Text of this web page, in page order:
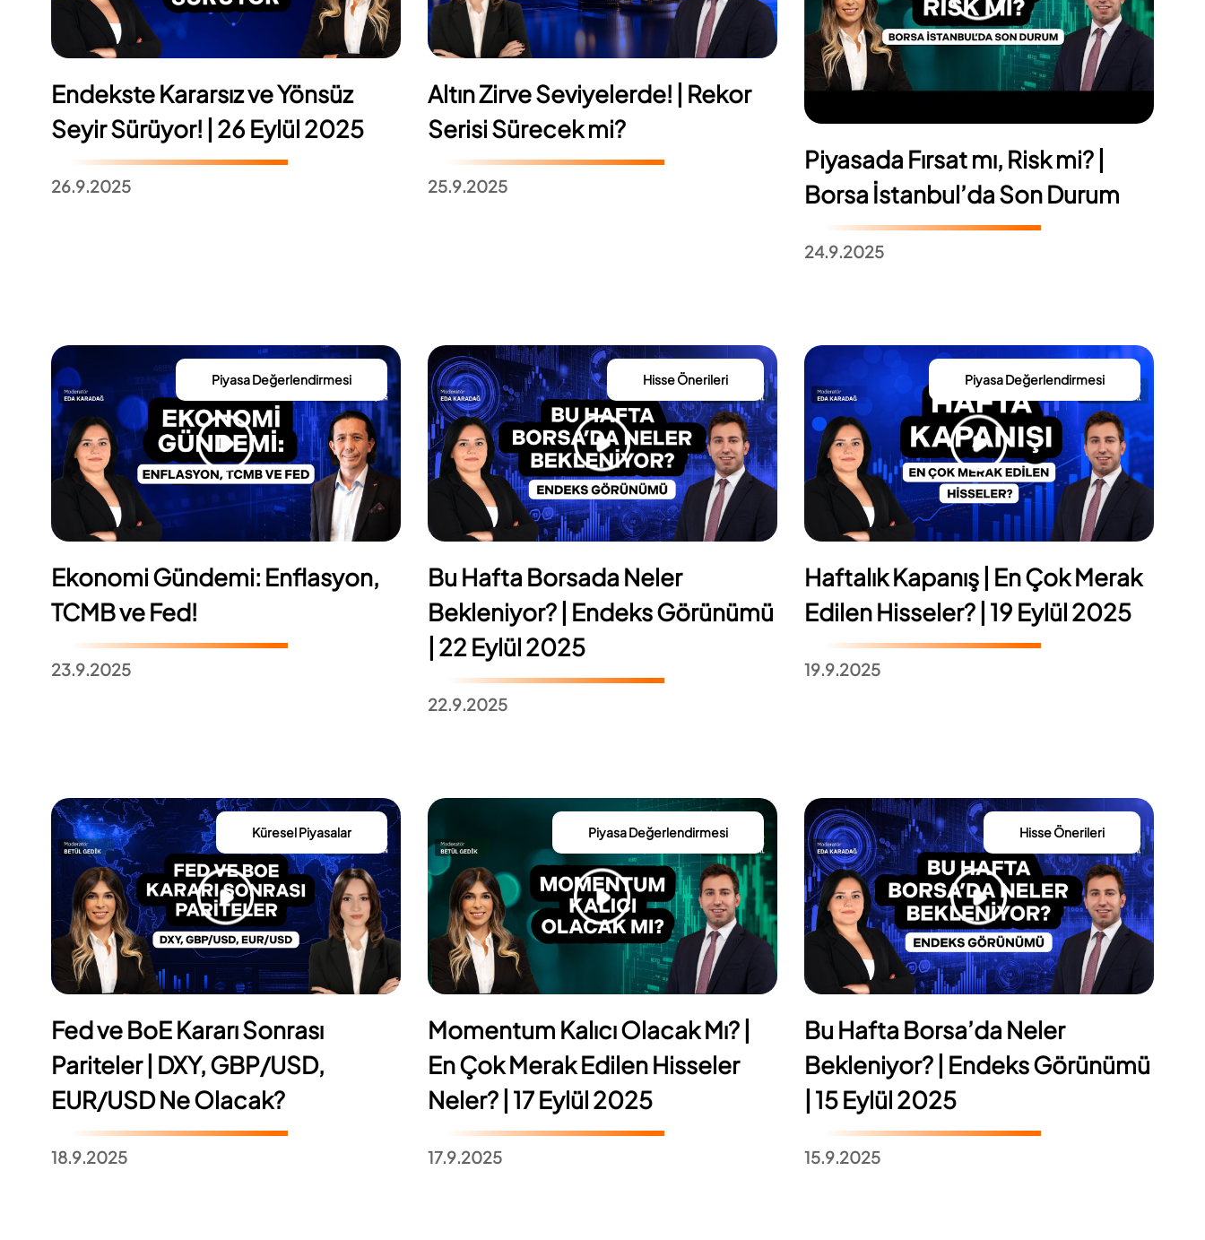
Endekste Kararsız ve Yönsüz
Seyir Sürüyor! | 26 Eylül 2025
26.9.2025
Altın Zirve Seviyelerde! | Rekor
Serisi Sürecek mi?
25.9.2025
Piyasada Fırsat mı, Risk mi? |
Borsa İstanbul’da Son Durum
24.9.2025
Piyasa Değerlendirmesi
Ekonomi Gündemi: Enflasyon,
TCMB ve Fed!
23.9.2025
Hisse Önerileri
Bu Hafta Borsada Neler
Bekleniyor? | Endeks Görünümü
| 22 Eylül 2025
22.9.2025
Piyasa Değerlendirmesi
Haftalık Kapanış | En Çok Merak
Edilen Hisseler? | 19 Eylül 2025
19.9.2025
Küresel Piyasalar
Fed ve BoE Kararı Sonrası
Pariteler | DXY, GBP/USD,
EUR/USD Ne Olacak?
18.9.2025
Piyasa Değerlendirmesi
Momentum Kalıcı Olacak Mı? |
En Çok Merak Edilen Hisseler
Neler? | 17 Eylül 2025
17.9.2025
Hisse Önerileri
Bu Hafta Borsa’da Neler
Bekleniyor? | Endeks Görünümü
| 15 Eylül 2025
15.9.2025